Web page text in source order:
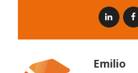
Emilio